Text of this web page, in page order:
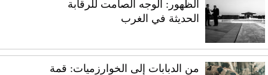
الظهور: الوجه الصامت للرقابة
الحديثة في الغرب
من الدبابات إلى الخوارزميات: قمة